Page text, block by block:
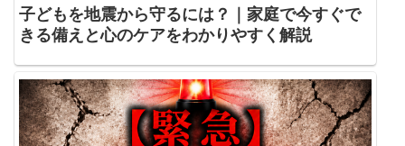
子どもを地震から守るには？｜家庭で今すぐで
きる備えと心のケアをわかりやすく解説